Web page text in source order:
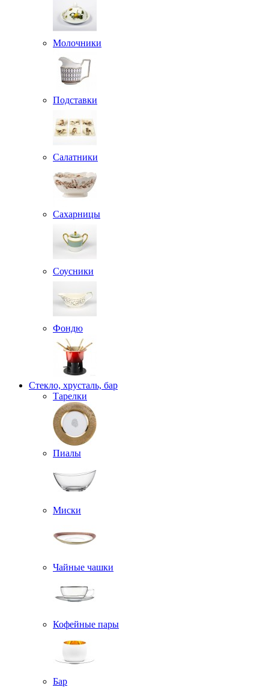
Молочники
Подставки
Салатники
Сахарницы
Соусники
Фондю
Стекло, хрусталь, бар
Тарелки
Пиалы
Миски
Чайные чашки
Кофейные пары
Бар